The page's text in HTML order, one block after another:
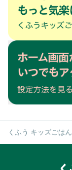
くふう キッズごはん